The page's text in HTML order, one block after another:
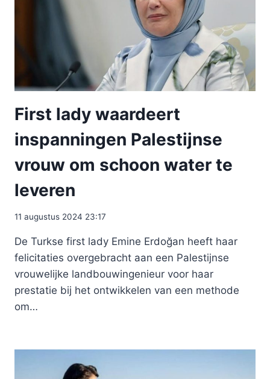
First lady waardeert
inspanningen Palestijnse
vrouw om schoon water te
leveren
11 augustus 2024 23:17
De Turkse first lady Emine Erdoğan heeft haar
felicitaties overgebracht aan een Palestijnse
vrouwelijke landbouwingenieur voor haar
prestatie bij het ontwikkelen van een methode
om…